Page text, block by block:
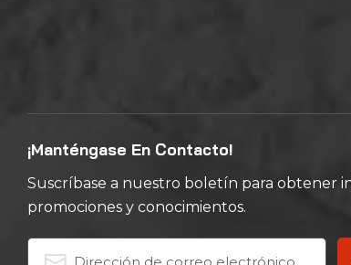
¡Manténgase En Contacto!
Suscríbase a nuestro boletín para obtener
promociones y conocimientos.